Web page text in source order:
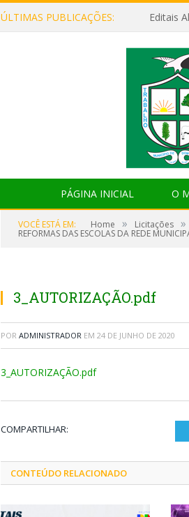
ÚLTIMAS PUBLICAÇÕES: Editais
PÁGINA INICIAL O
VOCÊ ESTÁ EM: Home » Licitações »
REFORMAS DAS ESCOLAS DA REDE
3_AUTORIZAÇÃO.pdf
POR ADMINISTRADOR EM 24 DE JUNHO DE 2020
3_AUTORIZAÇÃO.pdf
COMPARTILHAR:
CONTEÚDO RELACIONADO